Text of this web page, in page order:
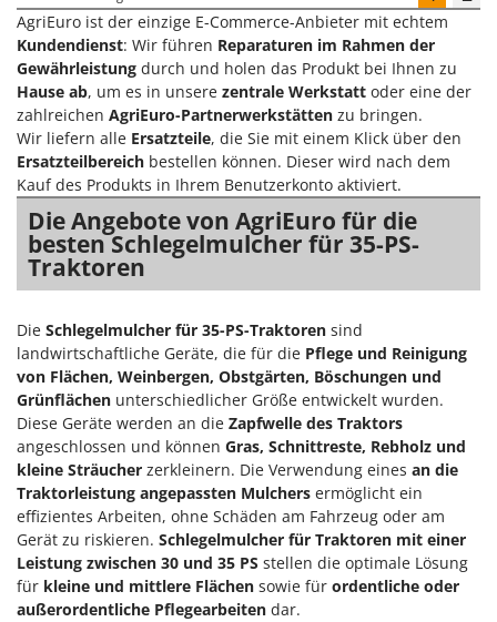
AgriEuro ist der einzige E-Commerce-Anbieter mit echtem
Kundendienst: Wir führen Reparaturen im Rahmen der
Gewährleistung durch und holen das Produkt bei Ihnen zu
Hause ab, um es in unsere zentrale Werkstatt oder eine der
zahlreichen AgriEuro-Partnerwerkstätten zu bringen.
Wir liefern alle Ersatzteile, die Sie mit einem Klick über den
Ersatzteilbereich bestellen können. Dieser wird nach dem
Kauf des Produkts in Ihrem Benutzerkonto aktiviert.
Die Angebote von AgriEuro für die
besten Schlegelmulcher für 35-PS-
Traktoren
Die Schlegelmulcher für 35-PS-Traktoren sind
landwirtschaftliche Geräte, die für die Pflege und Reinigung
von Flächen, Weinbergen, Obstgärten, Böschungen und
Grünflächen unterschiedlicher Größe entwickelt wurden.
Diese Geräte werden an die Zapfwelle des Traktors
angeschlossen und können Gras, Schnittreste, Rebholz und
kleine Sträucher zerkleinern. Die Verwendung eines an die
Traktorleistung angepassten Mulchers ermöglicht ein
effizientes Arbeiten, ohne Schäden am Fahrzeug oder am
Gerät zu riskieren. Schlegelmulcher für Traktoren mit einer
Leistung zwischen 30 und 35 PS stellen die optimale Lösung
für kleine und mittlere Flächen sowie für ordentliche oder
außerordentliche Pflegearbeiten dar.